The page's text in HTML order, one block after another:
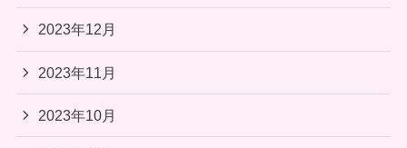
2023年12月
2023年11月
2023年10月